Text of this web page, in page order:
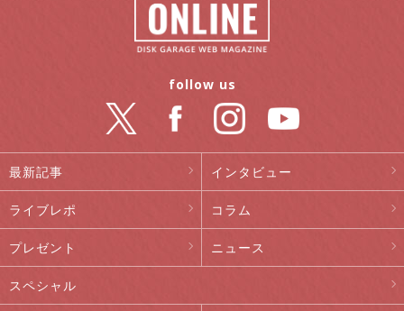
最新記事 インタビュー
ライブレポ コラム
プレゼント ニュース
スペシャル
follow us